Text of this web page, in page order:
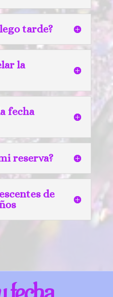
tarde?
la
fecha
reserva?
de